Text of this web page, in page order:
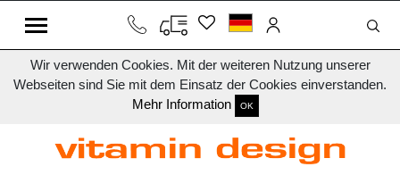
Wir verwenden Cookies. Mit der weiteren Nutzung unserer
Webseiten sind Sie mit dem Einsatz der Cookies einverstanden.
Mehr Information
OK